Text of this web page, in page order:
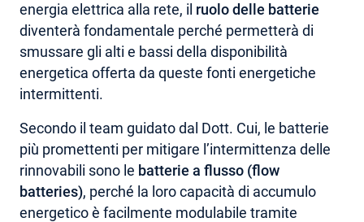
energia elettrica alla rete, il ruolo delle batterie
diventerà fondamentale perché permetterà di
smussare gli alti e bassi della disponibilità
energetica offerta da queste fonti energetiche
intermittenti.
Secondo il team guidato dal Dott. Cui, le batterie
più promettenti per mitigare l’intermittenza delle
rinnovabili sono le batterie a flusso (flow
batteries), perché la loro capacità di accumulo
energetico è facilmente modulabile tramite